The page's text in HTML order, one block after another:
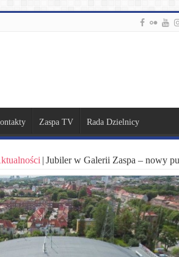
Zaspa TV Rada Dzielnicy
| Jubiler w Galerii Zaspa – nowy